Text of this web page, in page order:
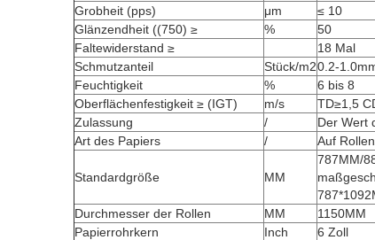
Grobheit (pps)
μm
≤ 10
Glänzendheit ((750) ≥
%
50
Faltewiderstand ≥
18 Mal
Schmutzanteil
Stück/m20.2-
Feuchtigkeit
%
6 bis 8
Oberflächenfestigkeit ≥ (IGT)
m/s
TD≥1,5
Zulassung
/
Der Wert
Art des Papiers
/ Auf
Standardgröße MM
787MM/
Durchmesser der Rollen
MM
1150MM
Papierrohrkern
Inch 6 Zoll